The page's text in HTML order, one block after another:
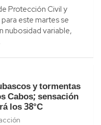
Protección Civil y
este martes se
nubosidad variable,
y tormentas
Cabos; sensación
los 38°C